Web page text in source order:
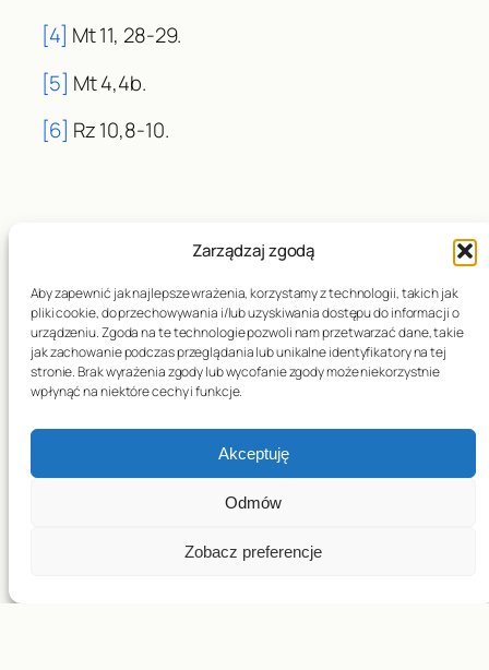
Zarządzaj zgodą
Aby zapewnić jak najlepsze wrażenia, korzystamy z technologii, takich jak
pliki cookie, do przechowywania i/lub uzyskiwania dostępu do informacji o
urządzeniu. Zgoda na te technologie pozwoli nam przetwarzać dane, takie
jak zachowanie podczas przeglądania lub unikalne identyfikatory na tej
stronie. Brak wyrażenia zgody lub wycofanie zgody może niekorzystnie
wpłynąć na niektóre cechy i funkcje.
Akceptuję
Odmów
Zobacz preferencje
[4] Mt 11, 28-29.
[5] Mt 4,4b.
[6] Rz 10,8-10.
← Orędzie Papieża
Franciszka na Wielki
Post 2022
25 marca dniem
Ukrainie →